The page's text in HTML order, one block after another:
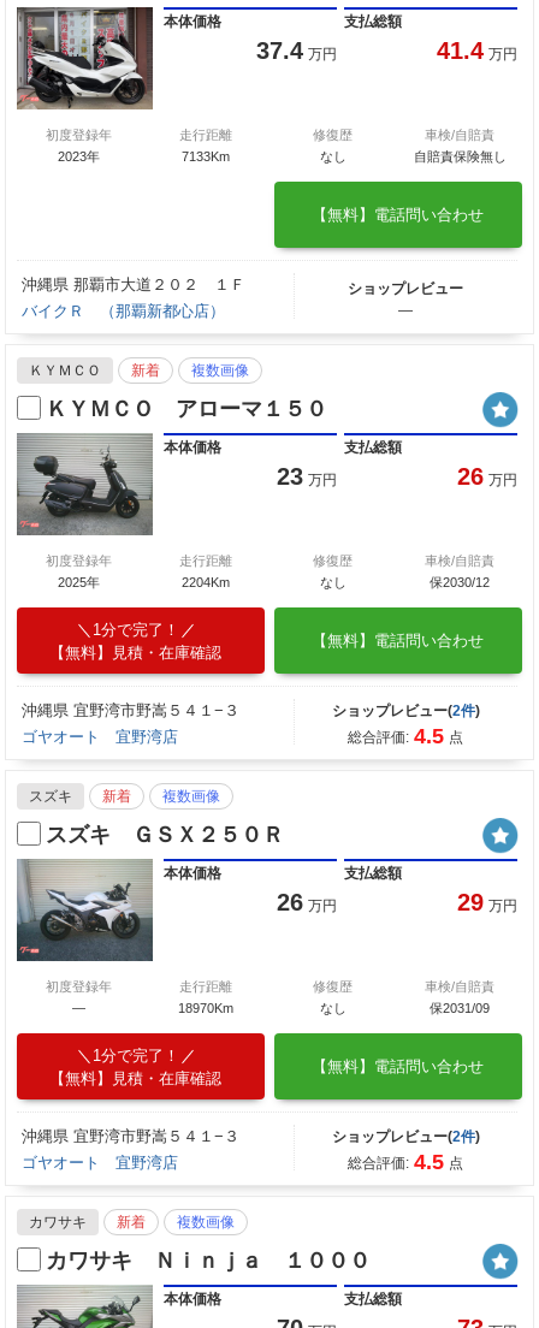
本体価格
37.4 万円
支払総額
41.4 万円
初度登録年
2023年
走行距離
7133Km
修復歴
なし
車検/自賠責
自賠責保険無し
【無料】電話問い合わせ
沖縄県 那覇市大道２０２ １Ｆ
バイクＲ （那覇新都心店）
ショップレビュー
―
ＫＹＭＣＯ 新着 複数画像
ＫＹＭＣＯ アローマ１５０
本体価格
23 万円
支払総額
26 万円
初度登録年
2025年
走行距離
2204Km
修復歴
なし
車検/自賠責
保2030/12
1分で完了！
【無料】見積・在庫確認
【無料】電話問い合わせ
沖縄県 宜野湾市野嵩５４１−３
ゴヤオート 宜野湾店
ショップレビュー(2件)
総合評価: 4.5 点
スズキ 新着 複数画像
スズキ ＧＳＸ２５０Ｒ
本体価格
26 万円
支払総額
29 万円
初度登録年
—
走行距離
18970Km
修復歴
なし
車検/自賠責
保2031/09
1分で完了！
【無料】見積・在庫確認
【無料】電話問い合わせ
沖縄県 宜野湾市野嵩５４１−３
ゴヤオート 宜野湾店
ショップレビュー(2件)
総合評価: 4.5 点
カワサキ 新着 複数画像
カワサキ Ｎｉｎｊａ １０００
本体価格 支払総額